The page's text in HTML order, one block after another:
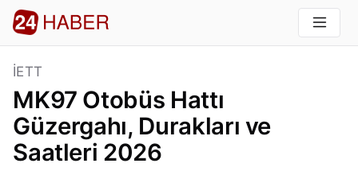
İETT
MK97 Otobüs Hattı
Güzergahı, Durakları ve
Saatleri 2026